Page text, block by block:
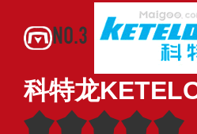
NO.3
科特龙